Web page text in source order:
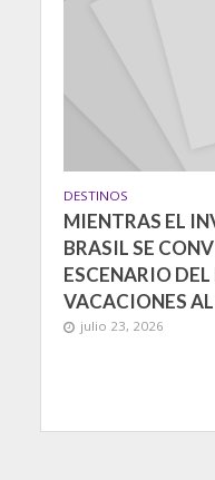
DESTINOS
MIENTRAS EL
BRASIL SE
ESCENARIO
VACACIONES
julio 23, 2026